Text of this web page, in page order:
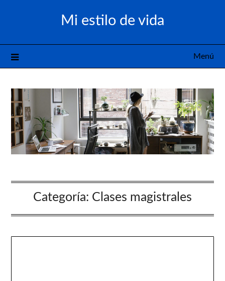
Mi estilo de vida
Menú
Categoría: Clases magistrales